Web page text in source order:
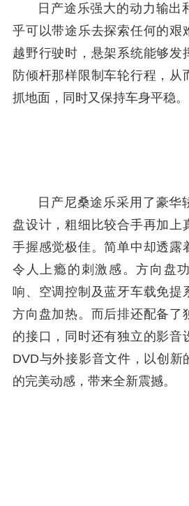
日产途乐强大的动力输出
乎可以带途乐去探索任何的艰
越野行驶时，悬架系统能够发
防倾杆那样限制车轮行程，从
抓地面，同时又保持车身平稳。
日产尼桑途乐采用了豪华
盘设计，粗细比较合手再加上
手握感觉极佳。简单中却透露
令人上瘾的刺激感。方向盘
响、空调控制及蓝牙车载免提
方向盘加热。而后排还配备了
的接口，同时还有独立的影音
DVD与外接影音文件，以创新
的完美动感，带来全新震撼。